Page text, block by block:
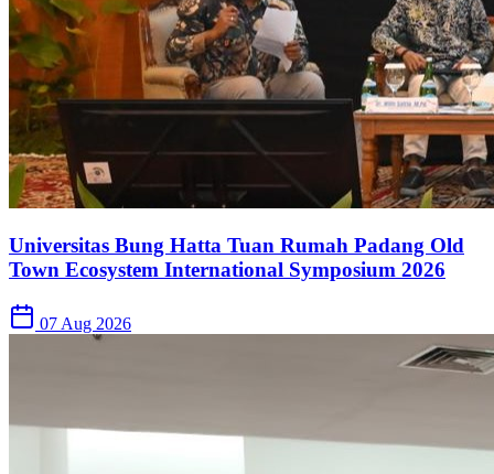
Universitas Bung Hatta Tuan Rumah Padang Old
Town Ecosystem International Symposium 2026
07 Aug 2026